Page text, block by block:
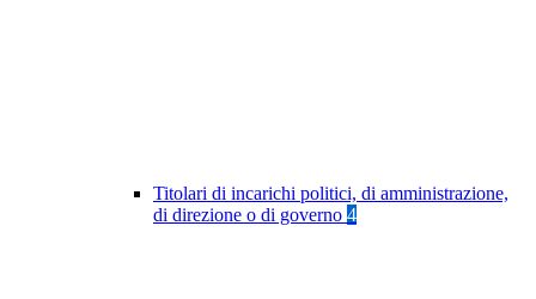
Titolari di incarichi politici, di amministrazione,
di direzione o di governo 4